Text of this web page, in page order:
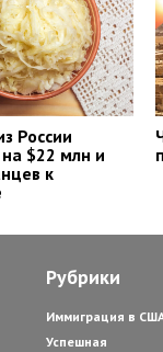
России
$22 млн и
к
Рубрики
Иммиграция в
Успешная